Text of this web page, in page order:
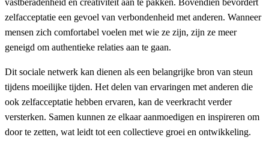
zelfacceptatie een gevoel van verbondenheid met anderen. Wanneer
mensen zich comfortabel voelen met wie ze zijn, zijn ze meer
geneigd om authentieke relaties aan te gaan.
Dit sociale netwerk kan dienen als een belangrijke bron van steun
tijdens moeilijke tijden. Het delen van ervaringen met anderen die
ook zelfacceptatie hebben ervaren, kan de veerkracht verder
versterken. Samen kunnen ze elkaar aanmoedigen en inspireren om
door te zetten, wat leidt tot een collectieve groei en ontwikkeling.